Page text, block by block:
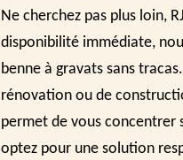
Ne cherchez pas plus loin,
disponibilité immédiate,
benne à gravats sans
rénovation ou de
permet de vous concentrer
optez pour une solution